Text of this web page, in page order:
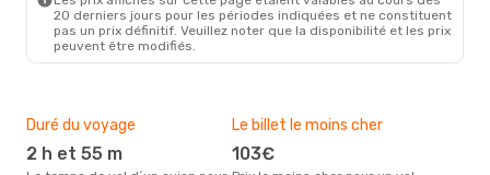
20 derniers jours pour les périodes indiquées et ne constituent
pas un prix définitif. Veuillez noter que la disponibilité et les prix
peuvent être modifiés.
Duré du voyage
2 h et 55 m
Le billet le moins cher
103€